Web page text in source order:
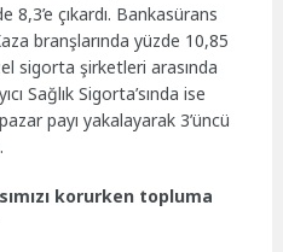
8,3’e çıkardı. Bankasürans
branşlarında yüzde 10,85
sigorta şirketleri arasında
Sağlık Sigorta’sında ise
payı yakalayarak 3’üncü
korurken topluma